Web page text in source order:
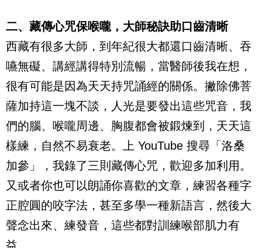
二、藏傳心咒保喉嚨，大師秘訣助口齒清晰
西藏有很多大師，到年紀很大都還口齒清晰、吞
嚥無礙、講經講得特別流暢，當醫師後我在想，
很有可能是因為天天持咒誦經的關係。撇除佛菩
薩加持這一塊不談，人光是要發出這些咒音，我
們的腦、喉嚨周邊、胸腹都會被鍛煉到，天天這
樣練，自然不易衰老。上 YouTube 搜尋「洛桑
加參」，我錄了三則藏傳心咒，歡迎多加利用。
又或者你也可以朗誦你喜歡的文章，練習各種字
正腔圓的咬字法，甚至多學一種新語言，然後大
聲念出來、練發音，這些都對訓練喉部肌力有
益。